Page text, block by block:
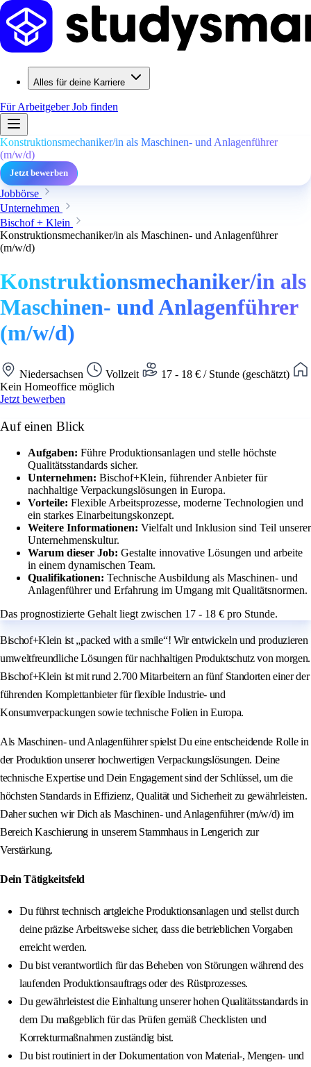
Alles für deine Karriere
Für ArbeitgeberJob finden
Konstruktionsmechaniker/in als Maschinen- und Anlagenführer
(m/w/d)
Jetzt bewerben
Jobbörse
Unternehmen
Bischof + Klein
Konstruktionsmechaniker/in als Maschinen- und Anlagenführer
(m/w/d)
Konstruktionsmechaniker/in als
Maschinen- und Anlagenführer
(m/w/d)
Niedersachsen Vollzeit
17 - 18 € / Stunde (geschätzt)
Kein Homeoffice möglich
Jetzt bewerben
Auf einen Blick
Aufgaben: Führe Produktionsanlagen und stelle höchste
Qualitätsstandards sicher.
Unternehmen: Bischof+Klein, führender Anbieter für
nachhaltige Verpackungslösungen in Europa.
Vorteile: Flexible Arbeitsprozesse, moderne Technologien und
ein starkes Einarbeitungskonzept.
Weitere Informationen: Vielfalt und Inklusion sind Teil unserer
Unternehmenskultur.
Warum dieser Job: Gestalte innovative Lösungen und arbeite
in einem dynamischen Team.
Qualifikationen: Technische Ausbildung als Maschinen- und
Anlagenführer und Erfahrung im Umgang mit Qualitätsnormen.
Das prognostizierte Gehalt liegt zwischen 17 - 18 € pro Stunde.
Bischof+Klein ist „packed with a smile“! Wir entwickeln und produzieren
umweltfreundliche Lösungen für nachhaltigen Produktschutz von morgen.
Bischof+Klein ist mit rund 2.700 Mitarbeitern an fünf Standorten einer der
führenden Komplettanbieter für flexible Industrie- und
Konsumverpackungen sowie technische Folien in Europa.
Als Maschinen- und Anlagenführer spielst Du eine entscheidende Rolle in
der Produktion unserer hochwertigen Verpackungslösungen. Deine
technische Expertise und Dein Engagement sind der Schlüssel, um die
höchsten Standards in Effizienz, Qualität und Sicherheit zu gewährleisten.
Daher suchen wir Dich als Maschinen- und Anlagenführer (m/w/d) im
Bereich Kaschierung in unserem Stammhaus in Lengerich zur
Verstärkung.
Dein Tätigkeitsfeld
Du führst technisch artgleiche Produktionsanlagen und stellst durch
deine präzise Arbeitsweise sicher, dass die betrieblichen Vorgaben
erreicht werden.
Du bist verantwortlich für das Beheben von Störungen während des
laufenden Produktionsauftrags oder des Rüstprozesses.
Du gewährleistest die Einhaltung unserer hohen Qualitätsstandards in
dem Du maßgeblich für das Prüfen gemäß Checklisten und
Korrekturmaßnahmen zuständig bist.
Du bist routiniert in der Dokumentation von Material-, Mengen- und